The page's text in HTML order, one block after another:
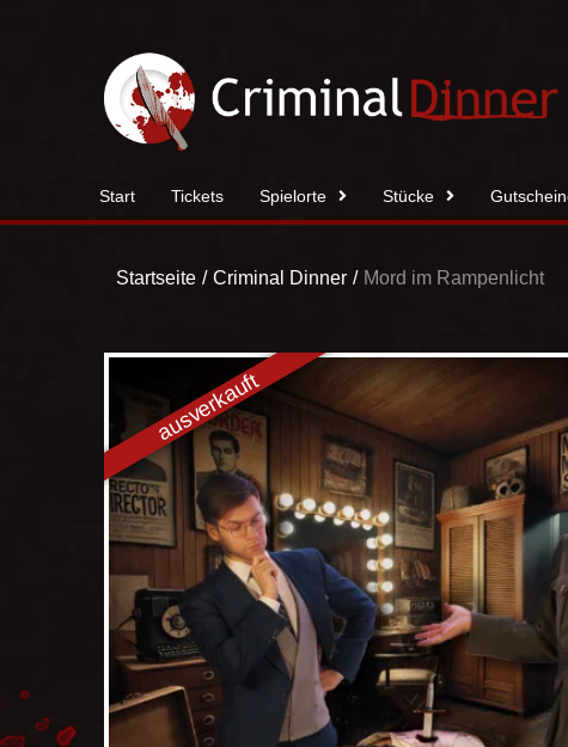
Start Tickets Spielorte Stücke
Startseite Criminal Dinner Mord im Rampenlicht